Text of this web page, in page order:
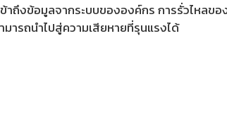
าถึงข้อมูลจากระบบขององค์กร การรั่วไหลข
ารถนำไปสู่ความเสียหายที่รุนแรงได้